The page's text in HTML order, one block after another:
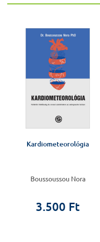
Kardiometeorológia
Boussoussou Nora
3.500 Ft